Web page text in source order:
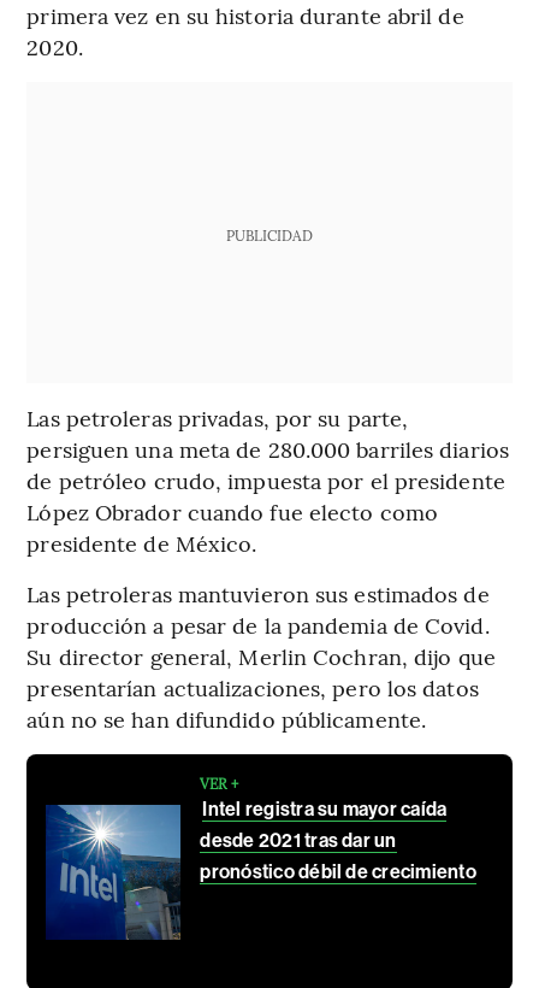
primera vez en su historia durante abril de
2020.
PUBLICIDAD
Las petroleras privadas, por su parte,
persiguen una meta de 280.000 barriles diarios
de petróleo crudo, impuesta por el presidente
López Obrador cuando fue electo como
presidente de México.
Las petroleras mantuvieron sus estimados de
producción a pesar de la pandemia de Covid.
Su director general, Merlin Cochran, dijo que
presentarían actualizaciones, pero los datos
aún no se han difundido públicamente.
VER +
Intel registra su mayor caída
desde 2021 tras dar un
pronóstico débil de crecimiento